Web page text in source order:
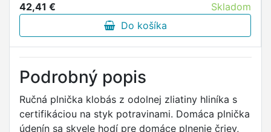
42,41 €
Skladom
Do košíka
Podrobný popis
Ručná plnička klobás z odolnej zliatiny hliníka s
certifikáciou na styk potravinami. Domáca plnička
údenín sa skvele hodí pre domáce plnenie čriev,